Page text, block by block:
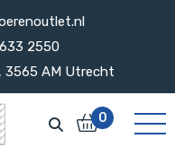
2550
3565 AM Utrecht
0